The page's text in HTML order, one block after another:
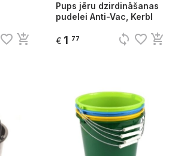
favorite_border add_shopping_cart
Pups jēru dzirdināšanas
pudelei Anti-Vac, Kerbl
€ 1 77 sync favorite_border add_shopping_cart